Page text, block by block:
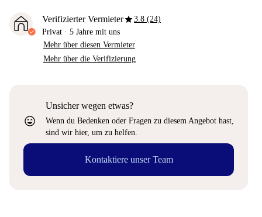
Verifizierter Vermieterstar3.8 (24)
Privat · 5 Jahre mit uns
Mehr über diesen Vermieter
Mehr über die Verifizierung
sentiment_very_satisfied
Unsicher wegen etwas?
Wenn du Bedenken oder Fragen zu diesem Angebot hast,
sind wir hier, um zu helfen.
Kontaktiere unser Team